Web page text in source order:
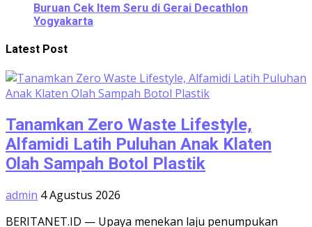
Buruan Cek Item Seru di Gerai Decathlon
Yogyakarta
Latest Post
Tanamkan Zero Waste Lifestyle,
Alfamidi Latih Puluhan Anak Klaten
Olah Sampah Botol Plastik
admin 4 Agustus 2026
BERITANET.ID — Upaya menekan laju penumpukan